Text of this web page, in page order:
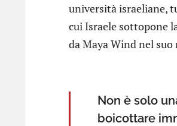
università israeliane,
cui Israele sottopone
da Maya Wind nel
Non è solo
boicottare